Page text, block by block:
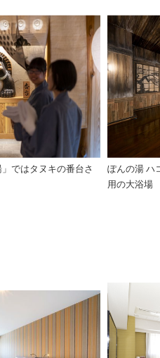
ではタヌキの番台さ
ぽんの湯 ハ
用の大浴場